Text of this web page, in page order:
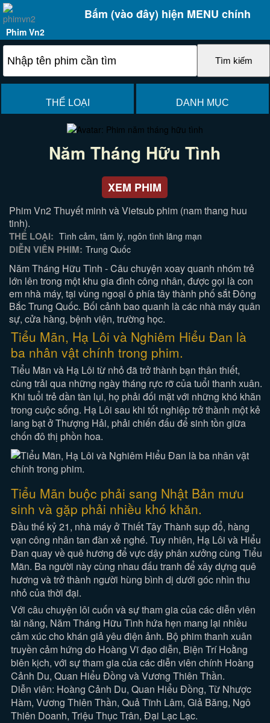
Bấm (vào đây) hiện MENU chính
Phim Vn2
THỂ LOẠI DANH MỤC
Năm Tháng Hữu Tình
XEM PHIM
Phim Vn2 Thuyết minh và Vietsub phim (nam thang huu
tinh).
THỂ LOẠI: Tình cảm, tâm lý, ngôn tình lãng mạn
DIỄN VIÊN PHIM: Trung Quốc
Năm Tháng Hữu Tình - Câu chuyện xoay quanh nhóm trẻ
lớn lên trong một khu gia đình công nhân, được gọi là con
em nhà máy, tại vùng ngoại ô phía tây thành phố sắt Đông
Bắc Trung Quốc. Bối cảnh bao quanh là các nhà máy quân
sự, cửa hàng, bệnh viện, trường học.
Tiểu Mãn, Hạ Lôi và Nghiêm Hiểu Đan là
ba nhân vật chính trong phim.
Tiểu Mãn và Hạ Lôi từ nhỏ đã trở thành bạn thân thiết,
cùng trải qua những ngày tháng rực rỡ của tuổi thanh xuân.
Khi tuổi trẻ dần tàn lụi, họ phải đối mặt với những khó khăn
trong cuộc sống. Hạ Lôi sau khi tốt nghiệp trở thành một kẻ
lang bạt ở Thượng Hải, phải chiến đấu để sinh tồn giữa
chốn đô thị phồn hoa.
Tiểu Mãn buộc phải sang Nhật Bản mưu
sinh và gặp phải nhiều khó khăn.
Đầu thế kỷ 21, nhà máy ở Thiết Tây Thành sụp đổ, hàng
vạn công nhân tan đàn xẻ nghé. Tuy nhiên, Hạ Lôi và Hiểu
Đan quay về quê hương để vực dậy phân xưởng cùng Tiểu
Mãn. Ba người này cùng nhau đấu tranh để xây dựng quê
hương và trở thành người hùng bình dị dưới góc nhìn thu
nhỏ của thời đại.
Với câu chuyện lôi cuốn và sự tham gia của các diễn viên
tài năng, Năm Tháng Hữu Tình hứa hẹn mang lại nhiều
cảm xúc cho khán giả yêu điện ảnh. Bộ phim thanh xuân
truyền cảm hứng do Hoàng Vĩ đạo diễn, Biện Trí Hoằng
biên kịch, với sự tham gia của các diễn viên chính Hoàng
Cảnh Du, Quan Hiểu Đồng và Vương Thiên Thần.
Diễn viên: Hoàng Cảnh Du, Quan Hiểu Đồng, Từ Nhược
Hàm, Vương Thiên Thần, Quả Tĩnh Lâm, Giả Băng, Ngô
Thiên Doanh, Triệu Thục Trân, Đại Lạc Lạc.